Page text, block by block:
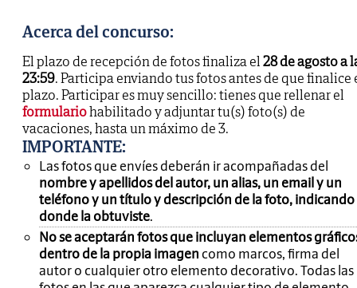
Acerca del concurso:
El plazo de recepción de fotos finaliza el28 de agosto a
23:59. Participa enviando tus fotos antes de que finalice
plazo. Participar es muy sencillo: tienes que rellenar el
formulariohabilitado y adjuntar tu(s) foto(s) de
vacaciones, hasta un máximo de 3.
IMPORTANTE:
Las fotos que envíes deberán ir acompañadas del
nombre y apellidos del autor, un alias, un email y un
teléfono y un título y descripción de la foto, indicando
donde la obtuviste.
No se aceptarán fotos que incluyan elementos
dentro de la propia imagen como marcos, firma del
autor o cualquier otro elemento decorativo. Todas las